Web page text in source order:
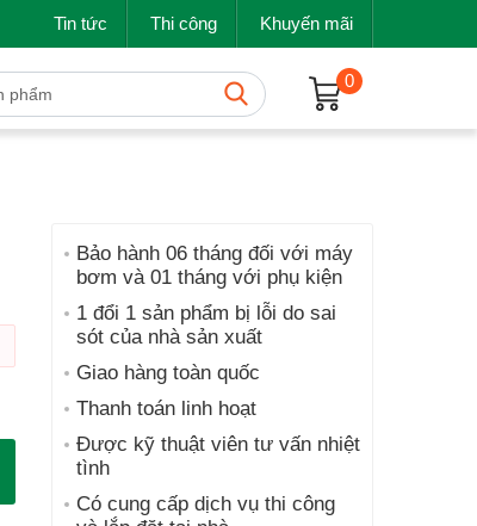
Tin tức Thi công Khuyến mãi
0
Bảo hành 06 tháng đối với máy
bơm và 01 tháng với phụ kiện
1 đổi 1 sản phẩm bị lỗi do sai
sót của nhà sản xuất
Giao hàng toàn quốc
Thanh toán linh hoạt
Được kỹ thuật viên tư vấn nhiệt
tình
Có cung cấp dịch vụ thi công